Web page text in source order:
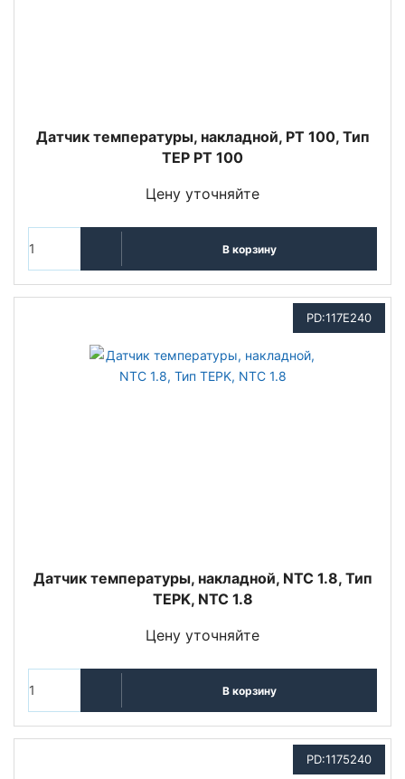
Датчик температуры, накладной, PT 100, Тип
TEP PT 100
Цену уточняйте
В корзину
PD:117E240
Датчик температуры, накладной, NTC 1.8, Тип
TEPK, NTC 1.8
Цену уточняйте
В корзину
PD:1175240